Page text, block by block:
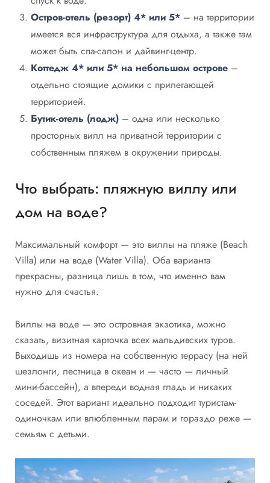
Остров-отель (резорт) 4* или 5* – на территории
имеется вся инфраструктура для отдыха, а также там
может быть спа-салон и дайвинг-центр.
Коттедж 4* или 5* на небольшом острове –
отдельно стоящие домики с прилегающей
территорией.
Бутик-отель (лодж) – одна или несколько
просторных вилл на приватной территории с
собственным пляжем в окружении природы.
Что выбрать: пляжную виллу или
дом на воде?
Максимальный комфорт — это виллы на пляже (Beach
Villa) или на воде (Water Villa). Оба варианта
прекрасны, разница лишь в том, что именно вам
нужно для счастья.
Виллы на воде — это островная экзотика, можно
сказать, визитная карточка всех мальдивских туров.
Выходишь из номера на собственную террасу (на ней
шезлонги, лестница в океан и — часто — личный
мини-бассейн), а впереди водная гладь и никаких
соседей. Этот вариант идеально подходит туристам-
одиночкам или влюбленным парам и гораздо реже —
семьям с детьми.